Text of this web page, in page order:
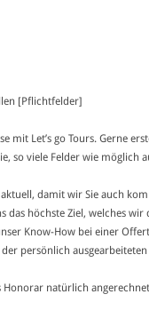
[Pflichtfelder]
mit Let’s go Tours. Gerne
so viele Felder wie möglich
damit wir Sie auch
das höchste Ziel, welches
Know-How bei einer
persönlich
Honorar natürlich